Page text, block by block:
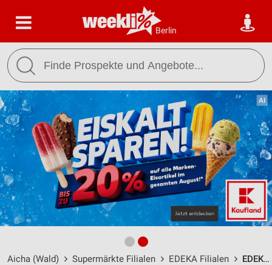
Berlin
Aicha (Wald) Supermärkte Filialen EDEKA Filialen EDEKA Grubmüller Aicha / Hofmarkstraße 22 - Öffnungszeiten & Adresse